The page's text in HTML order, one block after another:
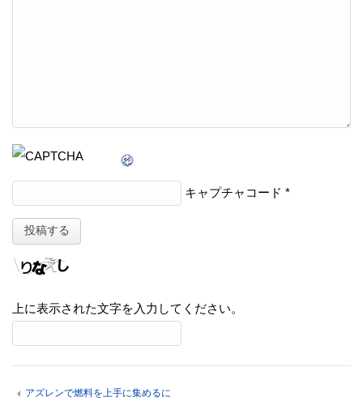
キャプチャコード *
上に表示された文字を入力してください。
アズレンで燃料を上手に集めるに